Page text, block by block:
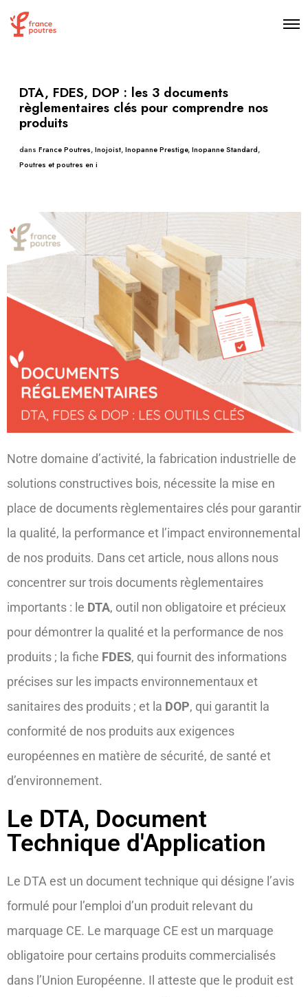
DTA, FDES, DOP : les 3 documents
règlementaires clés pour comprendre nos
produits
dans France Poutres,Inojoist,Inopanne Prestige,Inopanne Standard,
Poutres et poutres en i
Notre domaine d’activité, la fabrication industrielle de
solutions constructives bois, nécessite la mise en
place de documents règlementaires clés pour garantir
la qualité, la performance et l’impact environnemental
de nos produits. Dans cet article, nous allons nous
concentrer sur trois documents règlementaires
importants : le DTA, outil non obligatoire et précieux
pour démontrer la qualité et la performance de nos
produits ; la fiche FDES, qui fournit des informations
précises sur les impacts environnementaux et
sanitaires des produits ; et la DOP, qui garantit la
conformité de nos produits aux exigences
européennes en matière de sécurité, de santé et
d’environnement.
Le DTA, Document
Technique d'Application
Le DTA est un document technique qui désigne l’avis
formulé pour l’emploi d’un produit relevant du
marquage CE. Le marquage CE est un marquage
obligatoire pour certains produits commercialisés
dans l’Union Européenne. Il atteste que le produit est